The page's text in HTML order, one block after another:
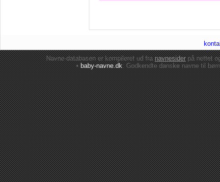
Navne-databasen er kompileret ud franavnesiderpå nettet
•baby-navne.dk: Godkendte danskenavne til børn